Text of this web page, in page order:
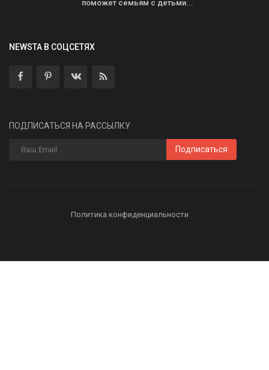
поможет семьям с детьми...
NEWSTA В СОЦСЕТЯХ
ПОДПИСАТЬСЯ НА РАССЫЛКУ
Подписаться
Политика конфиденциальности